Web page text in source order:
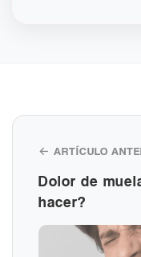
← ARTÍCULO
Dolor de
hacer?